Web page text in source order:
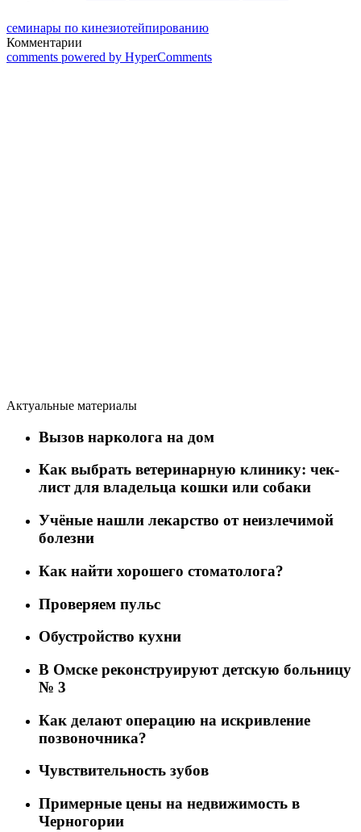
семинары по кинезиотейпированию
Комментарии
comments powered by HyperComments
Актуальные материалы
Вызов нарколога на дом
Как выбрать ветеринарную клинику: чек-
лист для владельца кошки или собаки
Учёные нашли лекарство от неизлечимой
болезни
Как найти хорошего стоматолога?
Проверяем пульс
Обустройство кухни
В Омске реконструируют детскую больницу
№ 3
Как делают операцию на искривление
позвоночника?
Чувствительность зубов
Примерные цены на недвижимость в
Черногории